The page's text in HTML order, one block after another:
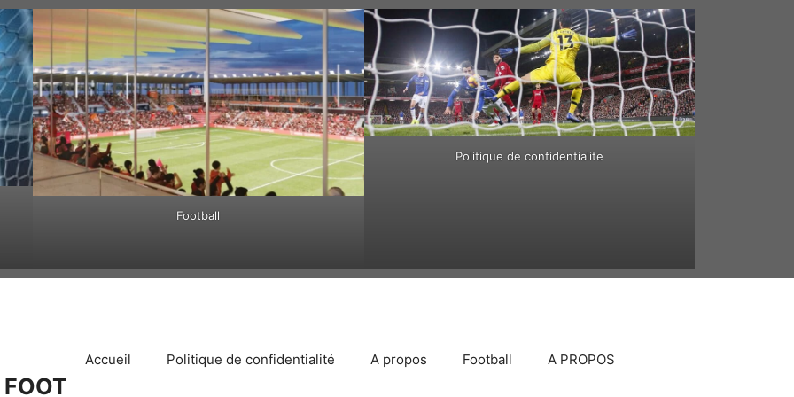
Football
Politique de confidentialite
Accueil Politique de confidentialité A propos Football A PROPOS